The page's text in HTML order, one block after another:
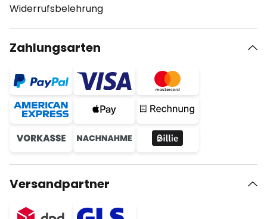
Widerrufsbelehrung
Zahlungsarten
Versandpartner